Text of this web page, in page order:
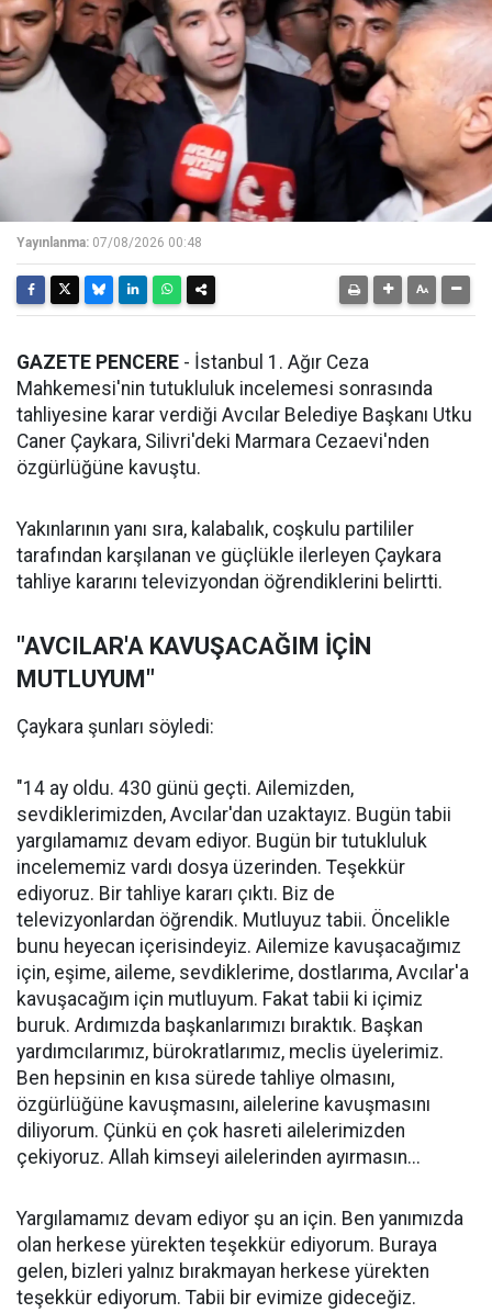
Yayınlanma: 07/08/2026 00:48
GAZETE PENCERE - İstanbul 1. Ağır Ceza
Mahkemesi'nin tutukluluk incelemesi sonrasında
tahliyesine karar verdiği Avcılar Belediye Başkanı Utku
Caner Çaykara, Silivri'deki Marmara Cezaevi'nden
özgürlüğüne kavuştu.
Yakınlarının yanı sıra, kalabalık, coşkulu partililer
tarafından karşılanan ve güçlükle ilerleyen Çaykara
tahliye kararını televizyondan öğrendiklerini belirtti.
"AVCILAR'A KAVUŞACAĞIM İÇİN
MUTLUYUM"
Çaykara şunları söyledi:
"14 ay oldu. 430 günü geçti. Ailemizden,
sevdiklerimizden, Avcılar'dan uzaktayız. Bugün tabii
yargılamamız devam ediyor. Bugün bir tutukluluk
incelememiz vardı dosya üzerinden. Teşekkür
ediyoruz. Bir tahliye kararı çıktı. Biz de
televizyonlardan öğrendik. Mutluyuz tabii. Öncelikle
bunu heyecan içerisindeyiz. Ailemize kavuşacağımız
için, eşime, aileme, sevdiklerime, dostlarıma, Avcılar'a
kavuşacağım için mutluyum. Fakat tabii ki içimiz
buruk. Ardımızda başkanlarımızı bıraktık. Başkan
yardımcılarımız, bürokratlarımız, meclis üyelerimiz.
Ben hepsinin en kısa sürede tahliye olmasını,
özgürlüğüne kavuşmasını, ailelerine kavuşmasını
diliyorum. Çünkü en çok hasreti ailelerimizden
çekiyoruz. Allah kimseyi ailelerinden ayırmasın...
Yargılamamız devam ediyor şu an için. Ben yanımızda
olan herkese yürekten teşekkür ediyorum. Buraya
gelen, bizleri yalnız bırakmayan herkese yürekten
teşekkür ediyorum. Tabii bir evimize gideceğiz.